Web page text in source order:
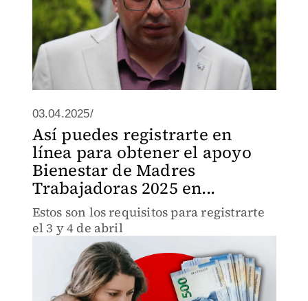
03.04.2025/
Así puedes registrarte en
línea para obtener el apoyo
Bienestar de Madres
Trabajadoras 2025 en...
Estos son los requisitos para registrarte
el 3 y 4 de abril